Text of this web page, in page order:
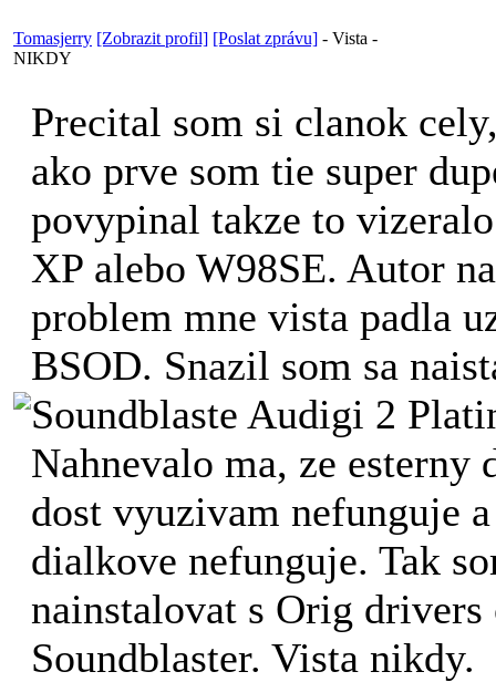
Tomasjerry [Zobrazit profil] [Poslat zprávu] - Vista -
NIKDY
Precital som si clanok
ako prve som tie super
povypinal takze to
XP alebo W98SE. Autor
problem mne vista padla
BSOD. Snazil som sa
Soundblaste Audigi 2
Nahnevalo ma, ze esterny
dost vyuzivam nefunguje
dialkove nefunguje. Tak
nainstalovat s Orig drivers
Soundblaster. Vista nikdy.